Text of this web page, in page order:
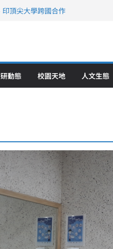
頂尖大學跨國合作
動態 校園天地 人文生態